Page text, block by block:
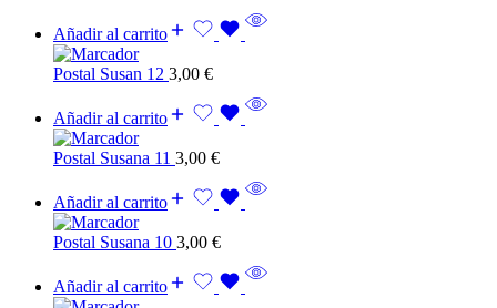
Añadir al carrito
Postal Susan 12 3,00 €
Añadir al carrito
Postal Susana 11 3,00 €
Añadir al carrito
Postal Susana 10 3,00 €
Añadir al carrito